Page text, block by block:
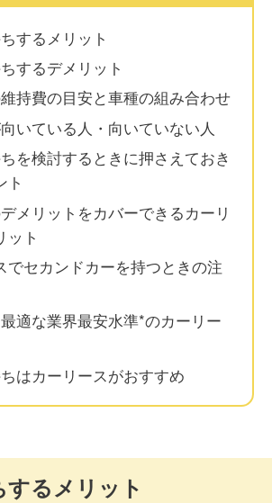
するメリット
するデメリット
持費の目安と車種の組み合わせ
いている人・向いていない人
を検討するときに押さえておき
ト
メリットをカバーできるカーリ
ット
でセカンドカーを持つときの注
適な業界最安水準*のカーリー
はカーリースがおすすめ
るメリット